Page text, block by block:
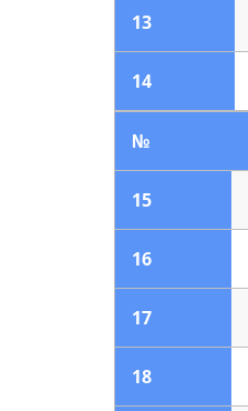
13
14
№
15
16
17
18